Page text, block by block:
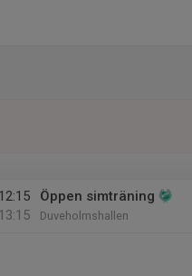
12:15
13:15
Öppen simträning
Duveholmshallen